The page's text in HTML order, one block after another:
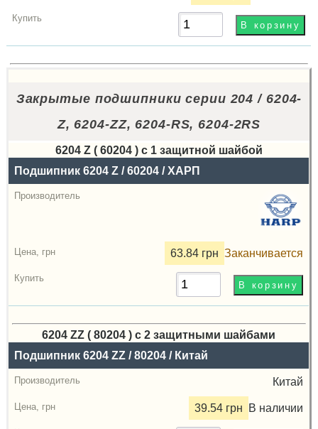
Закрытые подшипники серии 204 / 6204-
Z, 6204-ZZ, 6204-RS, 6204-2RS
6204 Z ( 60204 ) с 1 защитной шайбой
Назва
Производитель
грн
Купить
Подшипник 6204 Z / 60204 / ХАРП
63.84 грн Заканчивается
6204 ZZ ( 80204 ) с 2 защитными шайбами
Назва
Производитель
Радиальный
Подшипник 6204 ZZ / 80204 / Китай
Китай
39.54 грн В наличии